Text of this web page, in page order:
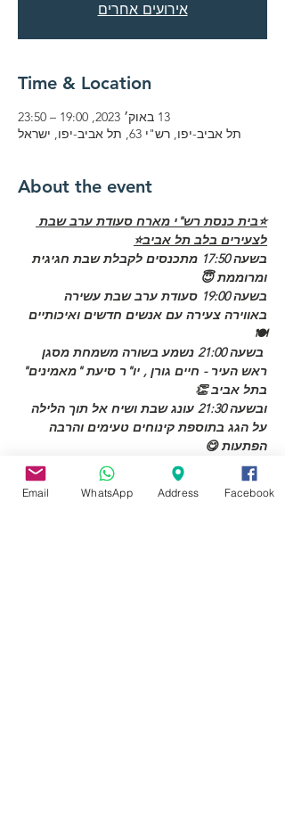
אירועים אחרים
Time & Location
13 באוק׳ 2023, 19:00 – 23:50
תל אביב-יפו, רש"י 63, תל אביב-יפו, ישראל
About the event
⭐בית כנסת רש"י מארח סעודת ערב שבת
לצעירים בלב תל אביב⭐
בשעה 17:50 מתכנסים לקבלת שבת חגיגית
ומרוממת 😇
בשעה 19:00 סעודת ערב שבת עשירה
באווירה צעירה עם אנשים חדשים ואיכותיים
🍽
בשעה 21:00 נשמע בשורה משמחת מסגן
ראש העיר - חיים גורן , יו"ר סיעת "מאמינים"
בתל אביב 👏
ובשעה 21:30 עונג שבת ושיח אל תוך הלילה
על הגג בתוספת קינוחים טעימים והרבה
הפתעות 😋
את הערב יוביל רב בית הכנסת, הרב יהונתן
בנימיני
Email WhatsApp Address Facebook